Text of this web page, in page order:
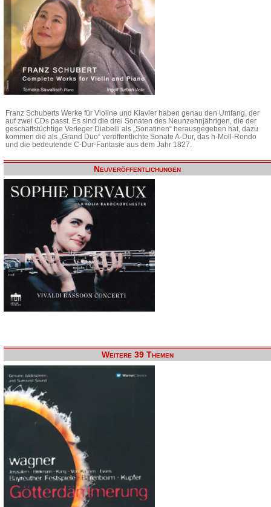
Franz Schuberts Werke für Violine und Klavier haben genau den Umfang, der
auf zwei CDs passt. Es sind die drei Sonaten des Neunzehnjährigen, die der
geschäftstüchtige Verleger Diabelli als „Sonatinen“ herausgegeben hat, dazu
kommen die als „Grand Duo“ veröffentlichte Sonate A-Dur, das h-Moll-Rondo
und die bedeutende C-Dur-Fantasie aus dem Jahr 1827.
Neuveröffentlichungen
Weitere 39 Themen